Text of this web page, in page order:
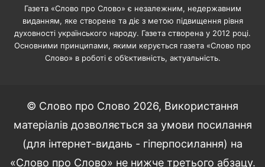
Газета «Слово про Слово» є незалежним, недержавним
виданням, яке створене та діє з метою підвищення рівня
духовності українського народу. Газета створена у 2012 році.
Основними принципами, якими керується газета «Слово про
Слово» в роботі є об’єктивність, актуальність.
© Слово про Слово 2026, Використання
матеріалів дозволяється за умови посилання
(для інтернет-видань - гіперпосилання) на
«Слово про Слово» не нижче третього абзацу.